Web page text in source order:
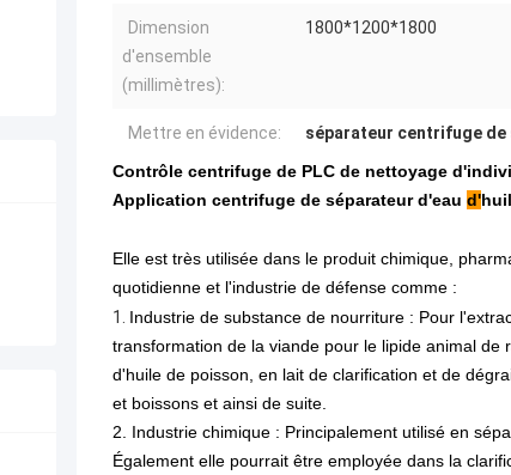
Dimension
d'ensemble
(millimètres):
1800*1200*1800
Mettre en évidence: séparateur centrifuge
Contrôle centrifuge de PLC de nettoyage
Application centrifuge de séparateur d'eau d'
Elle est très utilisée dans le produit chimique,
quotidienne et l'industrie de défense comme :
1. Industrie de substance de nourriture : Pour
transformation de la viande pour le lipide animal
d'huile de poisson, en lait de clarification et de
et boissons et ainsi de suite.
2. Industrie chimique : Principalement utilisé en
Également elle pourrait être employée dans la